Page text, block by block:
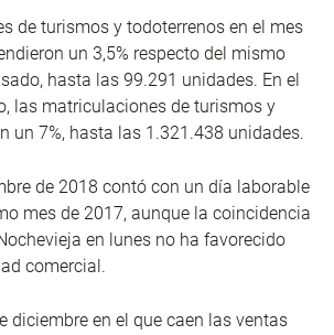
de turismos y todoterrenos en el mes
un 3,5% respecto del mismo
hasta las 99.291 unidades. En el
las matriculaciones de turismos y
un 7%, hasta las 1.321.438 unidades.
de 2018 contó con un día laborable
mes de 2017, aunque la coincidencia
en lunes no ha favorecido
comercial.
diciembre en el que caen las ventas